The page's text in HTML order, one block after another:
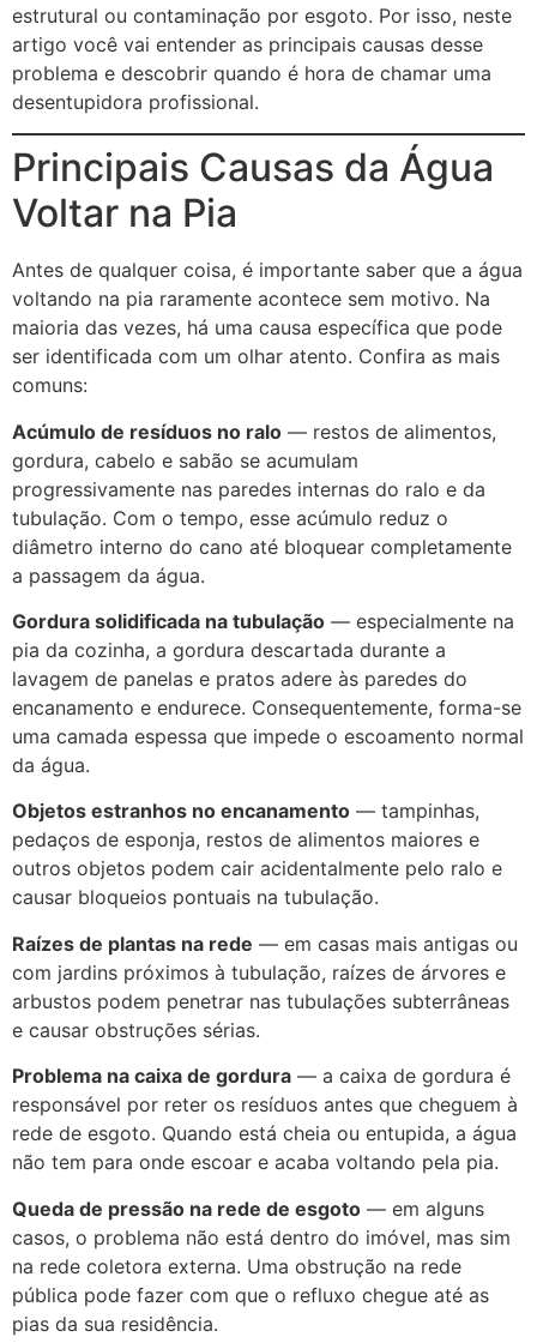
estrutural ou contaminação por esgoto. Por isso, neste
artigo você vai entender as principais causas desse
problema e descobrir quando é hora de chamar uma
desentupidora profissional.
Principais Causas da Água
Voltar na Pia
Antes de qualquer coisa, é importante saber que a água
voltando na pia raramente acontece sem motivo. Na
maioria das vezes, há uma causa específica que pode
ser identificada com um olhar atento. Confira as mais
comuns:
Acúmulo de resíduos no ralo — restos de alimentos,
gordura, cabelo e sabão se acumulam
progressivamente nas paredes internas do ralo e da
tubulação. Com o tempo, esse acúmulo reduz o
diâmetro interno do cano até bloquear completamente
a passagem da água.
Gordura solidificada na tubulação — especialmente na
pia da cozinha, a gordura descartada durante a
lavagem de panelas e pratos adere às paredes do
encanamento e endurece. Consequentemente, forma-se
uma camada espessa que impede o escoamento normal
da água.
Objetos estranhos no encanamento — tampinhas,
pedaços de esponja, restos de alimentos maiores e
outros objetos podem cair acidentalmente pelo ralo e
causar bloqueios pontuais na tubulação.
Raízes de plantas na rede — em casas mais antigas ou
com jardins próximos à tubulação, raízes de árvores e
arbustos podem penetrar nas tubulações subterrâneas
e causar obstruções sérias.
Problema na caixa de gordura — a caixa de gordura é
responsável por reter os resíduos antes que cheguem à
rede de esgoto. Quando está cheia ou entupida, a água
não tem para onde escoar e acaba voltando pela pia.
Queda de pressão na rede de esgoto — em alguns
casos, o problema não está dentro do imóvel, mas sim
na rede coletora externa. Uma obstrução na rede
pública pode fazer com que o refluxo chegue até as
pias da sua residência.